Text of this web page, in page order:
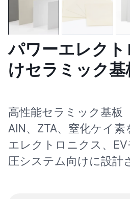
パワーエレク
けセラミック基
高性能セラミック基板
AlN、ZTA、窒化ケイ
エレクトロニクス、
圧システム向けに設計